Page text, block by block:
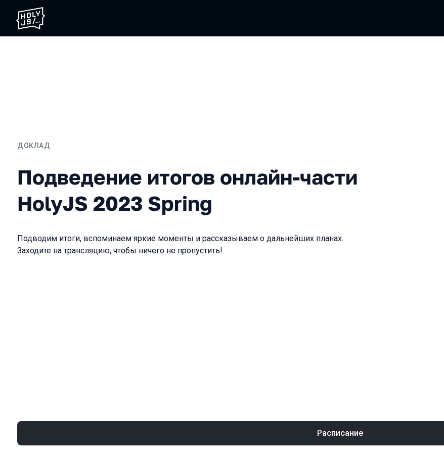
ДОКЛАД
Подведение итогов онлайн-части HolyJS 2023 Spring
Подведение итогов онлайн-части
HolyJS 2023 Spring
Подводим итоги, вспоминаем яркие моменты и рассказываем о дальнейших планах.
Заходите на трансляцию, чтобы ничего не пропустить!
Расписание